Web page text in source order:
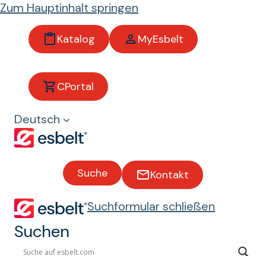
Zum Hauptinhalt springen
Katalog MyEsbelt
CPortal
Deutsch
Suche Kontakt
Suchformular schließen
Suchen
Lebens
mittelin
dustrie
Förderbände
r für die
Lebensmitteli
ndustrie